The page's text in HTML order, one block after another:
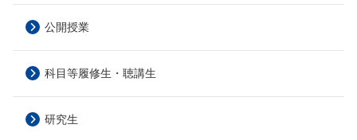
公開授業
科目等履修生・聴講生
研究生